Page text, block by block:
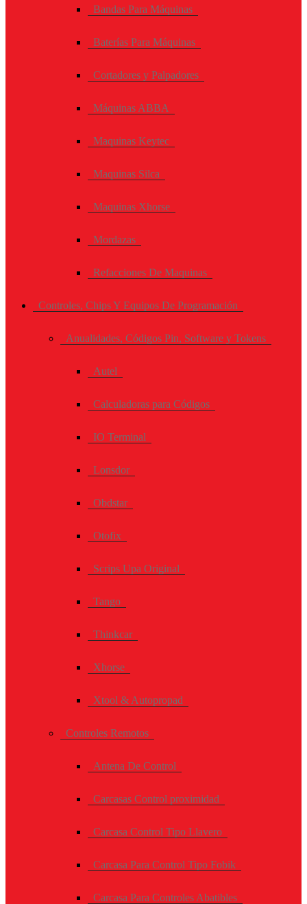
Bandas Para Máquinas
Baterías Para Máquinas
Cortadores y Palpadores
Máquinas ABBA
Maquinas Keytec
Maquinas Silca
Maquinas Xhorse
Mordazas
Refacciones De Maquinas
Controles, Chips Y Equipos De Programación
Anualidades, Códigos Pin, Software y Tokens
Autel
Calculadoras para Códigos
IO Terminal
Lonsdor
Obdstar
Otofix
Scrips Upa Original
Tango
Thinkcar
Xhorse
Xtool & Autopropad
Controles Remotos
Antena De Control
Carcasas Control proximidad
Carcasa Control Tipo Llavero
Carcasa Para Control Tipo Fobik
Carcasa Para Controles Abatibles